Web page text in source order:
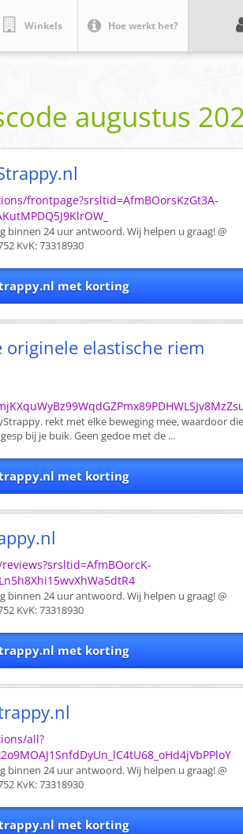
Winkels Hoe werkt het?
augustus
frontpage?srsltid=AfmBOorsKzGt3A-
binnen 24 uur antwoord. Wij helpen u graag! @
KvK: 73318930
met korting
originele elastische riem
rekt met elke beweging mee, waardoor
bij je buik. Geen gedoe met de ...
met korting
binnen 24 uur antwoord. Wij helpen u graag! @
KvK: 73318930
met korting
all?
binnen 24 uur antwoord. Wij helpen u graag! @
KvK: 73318930
met korting